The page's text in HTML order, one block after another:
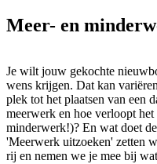
Meer- en
Je wilt jouw gekochte
wens krijgen. Dat kan variëren van stopcontacten op een andere
plek tot het plaatsen van een dakkapel. Wanneer
meerwerk en hoe verloopt
minderwerk!)? En wat doet
'Meerwerk uitzoeken' zetten we alles nog eens even voor je op een